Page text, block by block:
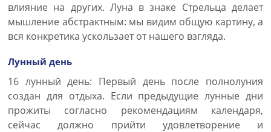
влияние на других. Луна в знаке Стрельца делает
мышление абстрактным: мы видим общую картину, а
вся конкретика ускользает от нашего взгляда.
Лунный день
16 лунный день: Первый день после полнолуния
создан для отдыха. Если предыдущие лунные дни
прожиты согласно рекомендациям календаря,
сейчас должно прийти удовлетворение и